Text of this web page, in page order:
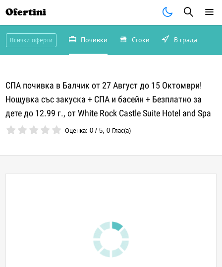
Ofertini
Всички оферти Почивки Стоки В града
СПА почивка в Балчик от 27 Август до 15 Октомври!
Нощувка със закуска + СПА и басейн + Безплатно за
дете до 12.99 г., от White Rock Castle Suite Hotel and Spa
Оценка:0 /5,0 Глас(а)